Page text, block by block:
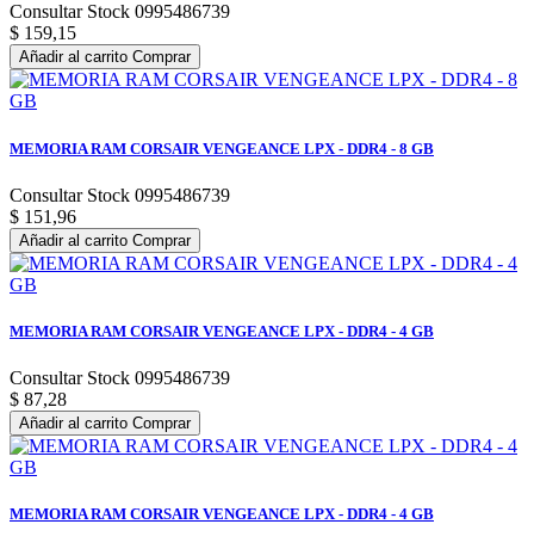
Consultar Stock 0995486739
$ 159,15
Añadir al carrito Comprar
MEMORIA RAM CORSAIR VENGEANCE LPX - DDR4 - 8 GB
Consultar Stock 0995486739
$ 151,96
Añadir al carrito Comprar
MEMORIA RAM CORSAIR VENGEANCE LPX - DDR4 - 4 GB
Consultar Stock 0995486739
$ 87,28
Añadir al carrito Comprar
MEMORIA RAM CORSAIR VENGEANCE LPX - DDR4 - 4 GB